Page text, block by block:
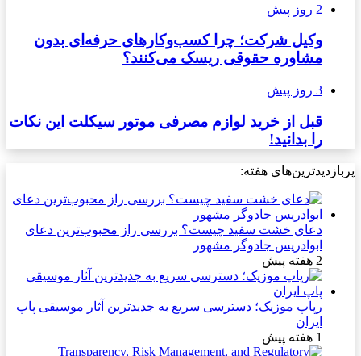
2 روز پیش
وکیل شرکت؛ چرا کسب‌وکارهای حرفه‌ای بدون
مشاوره حقوقی ریسک می‌کنند؟
3 روز پیش
قبل از خرید لوازم مصرفی موتور سیکلت این نکات
را بدانید!
پربازدیدترین‌های هفته:
دعای خشت سفید چیست؟ بررسی راز محبوب‌ترین دعای
ابوادریس جادوگر مشهور
2 هفته پیش
رپاپ موزیک؛ دسترسی سریع به جدیدترین آثار موسیقی پاپ
ایران
1 هفته پیش